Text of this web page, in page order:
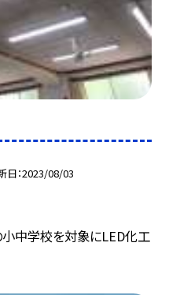
日 2023/08/03
中学校を対象にLED化工